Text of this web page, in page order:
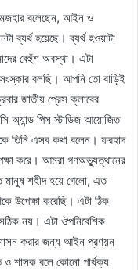
মজহার বলেছেন, আইন ও
ব্যর্থ হয়েছে। ব্যর্থ হওয়াটা
বেহুঁশ অবস্থা। এটা
বলছি। আপনি তো বাড়িই
জাতীয় প্রেস ক্লাবের
অ্যান্ড পিস স্টাডিজ আয়োজিত
তিনি এসব কথা বলেন। ফরহাদ
করে। আমরা গণঅভ্যুত্থানের
মানুষ শহীদ হয়ে গেলো, এত
উপেক্ষা করেছি। এটা ঠিক
নয়। এটা ঔপনিবেশিক
শাসন করার জন্য আইন প্রণয়ন
ও শাসক বলে কোনো পার্থক্য